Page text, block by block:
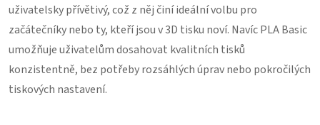
uživatelsky přívětivý, což z něj činí ideální volbu pro
začátečníky nebo ty, kteří jsou v 3D tisku noví. Navíc PLA Basic
umožňuje uživatelům dosahovat kvalitních tisků
konzistentně, bez potřeby rozsáhlých úprav nebo pokročilých
tiskových nastavení.